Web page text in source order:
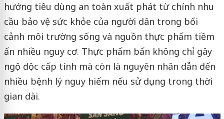
hướng tiêu dùng an toàn xuất phát từ chính nhu
cầu bảo vệ sức khỏe của người dân trong bối
cảnh môi trường sống và nguồn thực phẩm tiềm
ẩn nhiều nguy cơ. Thực phẩm bẩn không chỉ gây
ngộ độc cấp tính mà còn là nguyên nhân dẫn đến
nhiều bệnh lý nguy hiểm nếu sử dụng trong thời
gian dài.